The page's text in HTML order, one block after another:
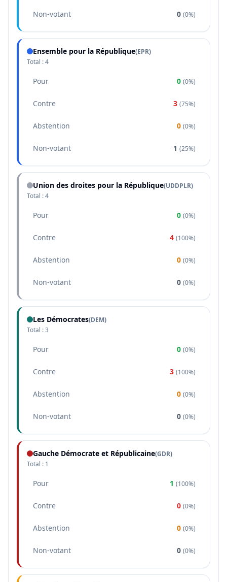
Non-votant 0 (0%)
Ensemble pour la République(EPR)
Total :4
Pour 0 (0%)
Contre 3 (75%)
Abstention 0 (0%)
Non-votant 1 (25%)
Union des droites pour la République(UDDPLR)
Total :4
Pour 0 (0%)
Contre 4 (100%)
Abstention 0 (0%)
Non-votant 0 (0%)
Les Démocrates(DEM)
Total :3
Pour 0 (0%)
Contre 3 (100%)
Abstention 0 (0%)
Non-votant 0 (0%)
Gauche Démocrate et Républicaine(GDR)
Total : 1
Pour 1 (100%)
Contre 0 (0%)
Abstention 0 (0%)
Non-votant 0 (0%)